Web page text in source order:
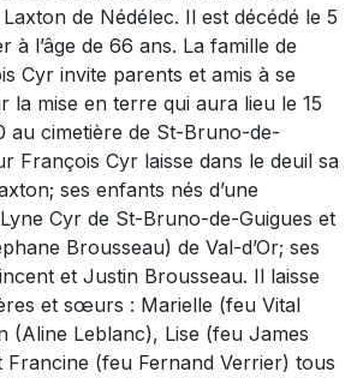
de Nédélec. Il est décédé le 5
à l’âge de 66 ans. La famille de
Cyr invite parents et amis à se
la mise en terre qui aura lieu le 15
au cimetière de St-Bruno-de-
François Cyr laisse dans le deuil sa
ses enfants nés d’une
Cyr de St-Bruno-de-Guigues et
Brousseau) de Val-d’Or; ses
et Justin Brousseau. Il laisse
et sœurs : Marielle (feu Vital
(Aline Leblanc), Lise (feu James
Francine (feu Fernand Verrier) tous